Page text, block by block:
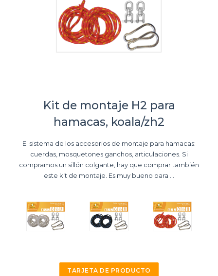
Kit de montaje H2 para
hamacas, koala/zh2
El sistema de los accesorios de montaje para hamacas:
cuerdas, mosquetones ganchos, articulaciones. Si
compramos un sillón colgante, hay que comprar también
este kit de montaje. Es muy bueno para ...
TARJETA DE PRODUCTO